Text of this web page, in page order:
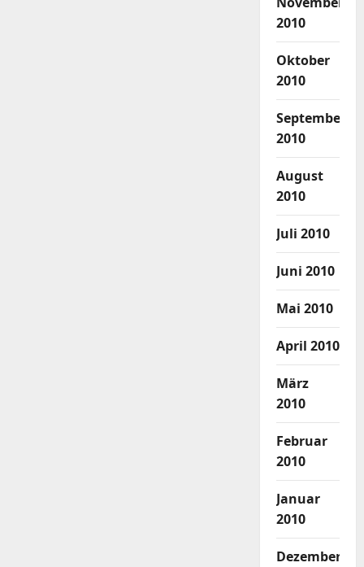
2010
Oktober
2010
September
2010
August
2010
Juli 2010
Juni 2010
Mai 2010
April 2010
März
2010
Februar
2010
Januar
2010
Dezember